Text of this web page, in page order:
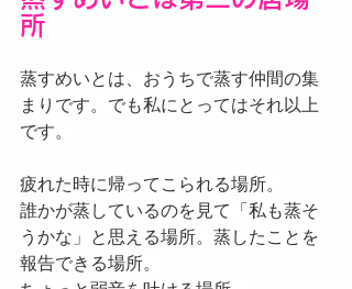
所
蒸すめいとは、おうちで蒸す仲間の集
まりです。でも私にとってはそれ以上
です。
疲れた時に帰ってこられる場所。
誰かが蒸しているのを見て「私も蒸そ
うかな」と思える場所。蒸したことを
報告できる場所。